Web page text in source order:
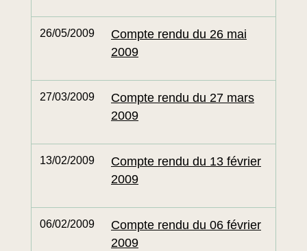
26/05/2009
Compte rendu du 26 mai
2009
27/03/2009
Compte rendu du 27 mars
2009
13/02/2009
Compte rendu du 13 février
2009
06/02/2009
Compte rendu du 06 février
2009